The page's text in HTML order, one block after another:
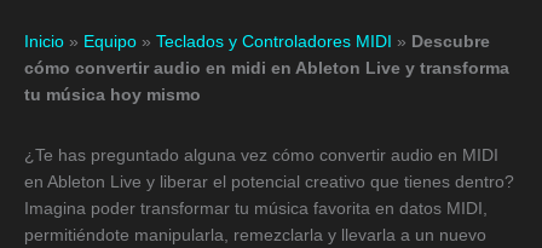
Inicio » Equipo » Teclados y Controladores MIDI » Descubre
cómo convertir audio en midi en Ableton Live y transforma
tu música hoy mismo
¿Te has preguntado alguna vez cómo convertir audio en MIDI
en Ableton Live y liberar el potencial creativo que tienes dentro?
Imagina poder transformar tu música favorita en datos MIDI,
permitiéndote manipularla, remezclarla y llevarla a un nuevo